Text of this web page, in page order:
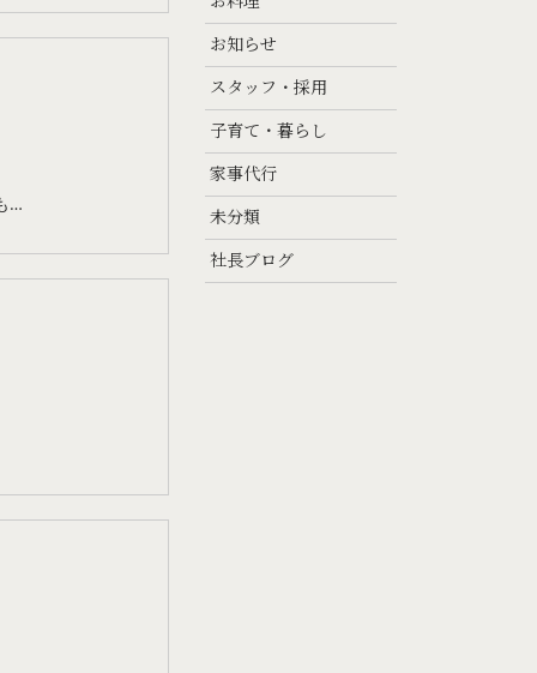
…
お知らせ
スタッフ・採用
子育て・暮らし
家事代行
未分類
社長ブログ